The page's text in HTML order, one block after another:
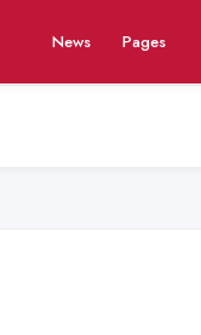
News Pages